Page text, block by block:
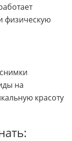
физическую
на
красоту